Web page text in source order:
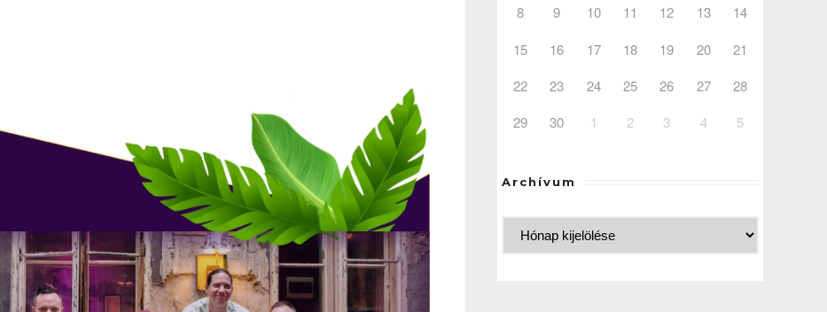
Outlook Live
8
9 10 11 12 13
14
15
16 17 18 19 20
21
22
23 24 25 26 27
28
29
30 1 2 3 4 5
Archívum